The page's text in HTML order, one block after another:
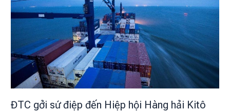
ĐTC gởi sứ điệp đến Hiệp hội Hàng hải Kitô